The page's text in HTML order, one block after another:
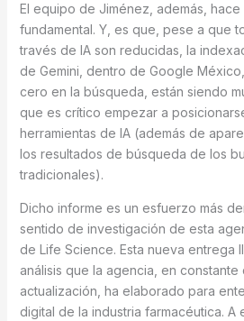
El equipo de Jiménez, además,
fundamental. Y, es que, pese a que
través de IA son reducidas, la
de Gemini, dentro de Google
cero en la búsqueda, están siendo
que es crítico empezar a
herramientas de IA (además de
los resultados de búsqueda de los
tradicionales).
Dicho informe es un esfuerzo más
sentido de investigación de esta
de Life Science. Esta nueva entrega
análisis que la agencia, en constante
actualización, ha elaborado para
digital de la industria farmacéutica. A